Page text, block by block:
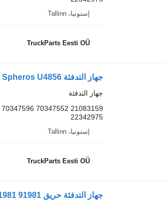
إستونيا، Tallinn
TruckParts Eesti OÜ
جهاز التدفئة Spheros U4856 لـ الباصات Volvo B6, B7, B9, B10, B12 bus (1978-2011)
جهاز التدفئة
70347552 21083159
22342975
إستونيا، Tallinn
TruckParts Eesti OÜ